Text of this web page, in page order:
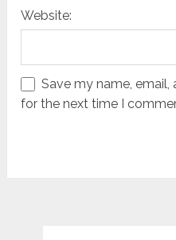
Website:
Save my name,
for the next time I